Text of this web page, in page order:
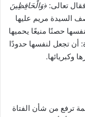
تعالى: ﴿وَالْحَافِظِينَ
كما وصف السيدة مريم عليها
حصنًا منيعًا يحميها
أن تجعل لنفسها حدودًا
وكبريائها.
ترفع من شأن الفتاة